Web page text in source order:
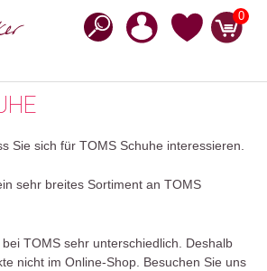
0
Sie sich für TOMS Schuhe interessieren.
sehr breites Sortiment an TOMS
TOMS sehr unterschiedlich. Deshalb
nicht im Online-Shop. Besuchen Sie uns